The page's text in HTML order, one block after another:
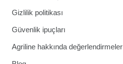
Gizlilik politikası
Güvenlik ipuçları
Agriline hakkında değerlendirmeler